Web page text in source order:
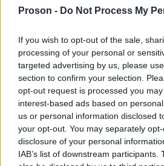
Proson - Do Not Process My
If you wish to opt-out of the sale,
processing of your personal or
targeted advertising by us, please
section to confirm your selection.
opt-out request is processed you
interest-based ads based on
us or personal information disclosed
your opt-out. You may separately
disclosure of your personal
IAB’s list of downstream participants.
βόρειο Ιόνιο και ηπειρωτικά,
άνεμοι θα διατηρηθούν
φτάνοντας τοπικά τα 8
θερμοκρασία δεν θα
Την Κυριακή 17 Αυγούστου,
αναμένονται στα ηπειρωτικά
με τοπικούς όμβρους και
στα βορειοδυτικά ορεινά. Στις